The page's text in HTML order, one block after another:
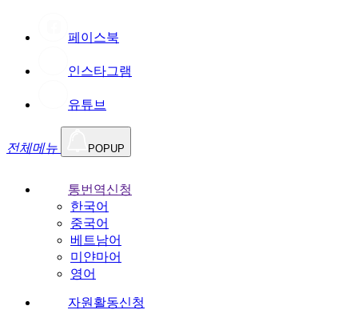
페이스북
인스타그램
유튜브
전체메뉴 POPUP
통번역신청
한국어
중국어
베트남어
미얀마어
영어
자원활동신청